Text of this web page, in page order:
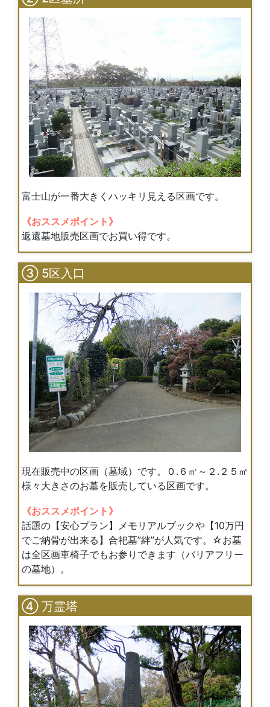
富士山が一番大きくハッキリ見える区画です。
《おススメポイント》
返還墓地販売区画でお買い得です。
③ 5区入口
現在販売中の区画（墓域）です。０.６㎡～２.２５㎡
様々大きさのお墓を販売している区画です。
《おススメポイント》
話題の【安心プラン】メモリアルブックや【10万円
でご納骨が出来る】合祀墓”絆”が人気です。☆お墓
は全区画車椅子でもお参りできます（バリアフリー
の墓地）。
④ 万霊塔